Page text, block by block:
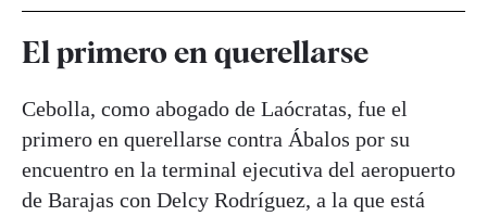
El primero en querellarse
Cebolla, como abogado de Laócratas, fue el
primero en querellarse contra Ábalos por su
encuentro en la terminal ejecutiva del aeropuerto
de Barajas con Delcy Rodríguez, a la que está